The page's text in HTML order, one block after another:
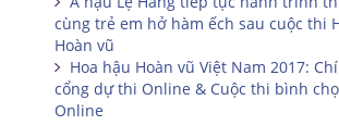
cùng trẻ em hở hàm ếch sau cuộc thi
Hoàn vũ
Hoa hậu Hoàn vũ Việt Nam 2017:
cổng dự thi Online & Cuộc thi bình
Online